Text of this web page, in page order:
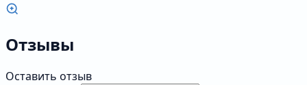
Отзывы
Оставить отзыв